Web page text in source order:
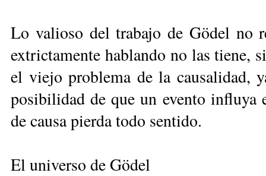
Lo valioso del trabajo de Gödel no
extrictamente hablando no las tiene,
el viejo problema de la causalidad,
posibilidad de que un evento
de causa pierda todo sentido.
El universo de Gödel